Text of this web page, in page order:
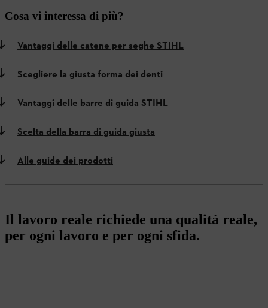
Cosa vi interessa di più?
Vantaggi delle catene per seghe STIHL
Scegliere la giusta forma dei denti
Vantaggi delle barre di guida STIHL
Scelta della barra di guida giusta
Alle guide dei prodotti
Il lavoro reale richiede una qualità reale,
per ogni lavoro e per ogni sfida.